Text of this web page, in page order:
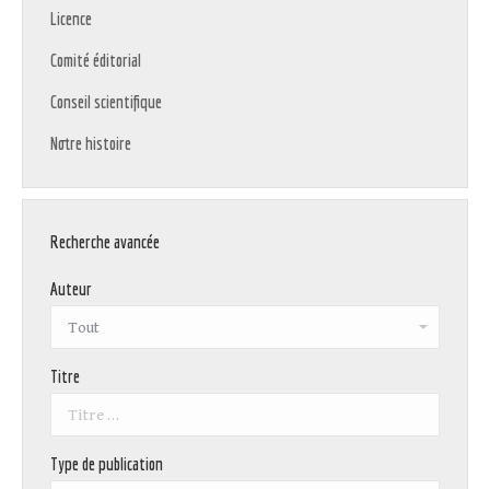
Licence
Comité éditorial
Conseil scientifique
Notre histoire
Recherche avancée
Auteur
Titre
Type de publication